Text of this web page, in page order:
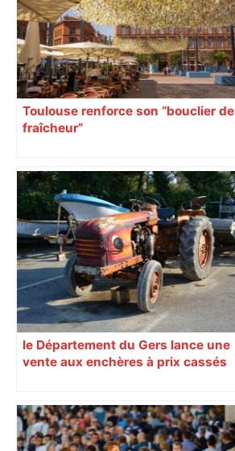
de culte – Actu.fr
Toulouse renforce son “bouclier de
fraîcheur”
le Département du Gers lance une
vente aux enchères à prix cassés